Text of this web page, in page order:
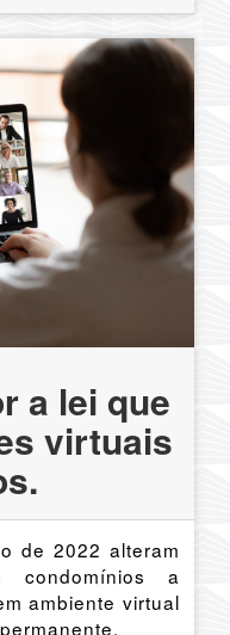
a lei que
virtuais
de 2022 alteram
a
ambiente virtual